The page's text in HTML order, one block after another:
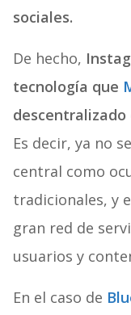
sociales.
De hecho,
tecnología que
Es decir, ya no
central como
tradicionales, y
gran red de
usuarios y
En el caso de